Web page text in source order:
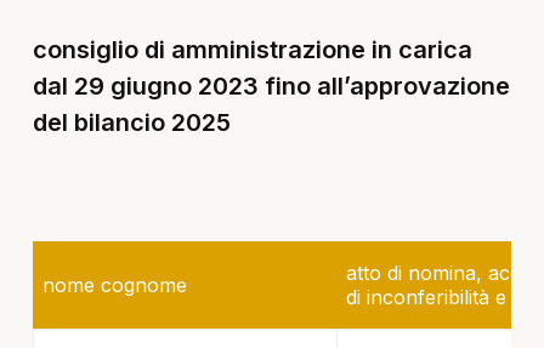
consiglio di amministrazione in carica
dal 29 giugno 2023 fino all’approvazione
del bilancio 2025
nome cognome
atto di nomina,
di inconferibilità e